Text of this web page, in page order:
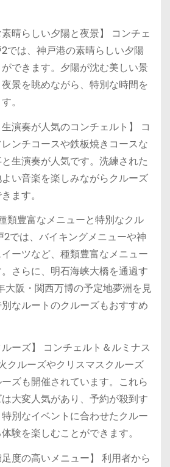
素晴らしい夕陽と夜景】 コンチェ
では、神戸港の素晴らしい夕陽
できます。夕陽が沈む美しい景
景を眺めながら、特別な時間を
。
生演奏が人気のコンチェルト】 コ
ンチコースや鉄板焼きコースな
生演奏が人気です。洗練された
い音楽を楽しみながらクルーズ
ます。
類豊富なメニューと特別なクル
2では、バイキングメニューや神
ーツなど、種類豊富なメニュー
さらに、明石海峡大橋を通過す
大阪・関西万博の予定地夢洲を見
なルートのクルーズもおすすめ
ルーズ】 コンチェルト＆ルミナス
クルーズやクリスマスクルーズ
ズも開催されています。これら
大変人気があり、予約が殺到す
別なイベントに合わせたクルー
験を楽しむことができます。
足度の高いメニュー】 利用者から